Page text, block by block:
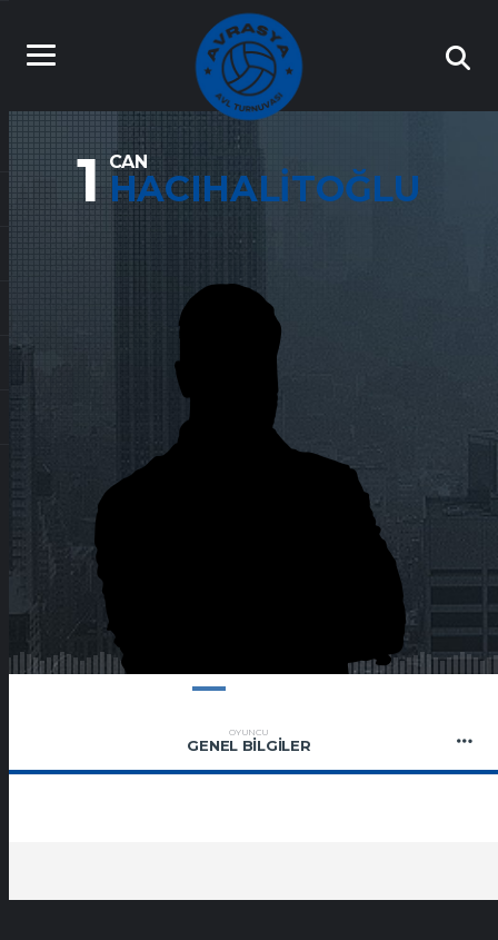
1 CAN
HACIHALITOĞLU
OYUNCU
GENEL BILGILER